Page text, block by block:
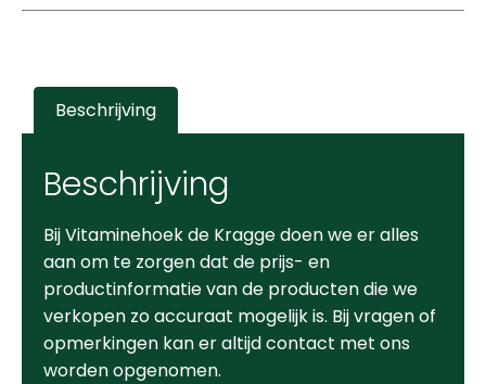
Beschrijving
Beschrijving
Bij Vitaminehoek de Kragge doen we er alles
aan om te zorgen dat de prijs- en
productinformatie van de producten die we
verkopen zo accuraat mogelijk is. Bij vragen of
opmerkingen kan er altijd contact met ons
worden opgenomen.